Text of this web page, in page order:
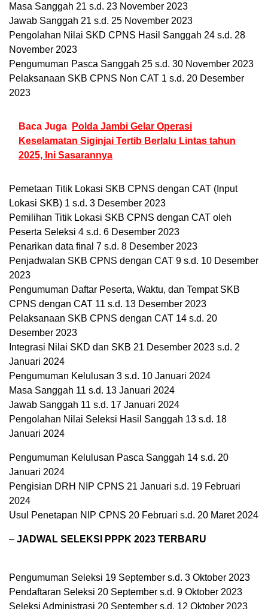
Masa Sanggah 21 s.d. 23 November 2023
Jawab Sanggah 21 s.d. 25 November 2023
Pengolahan Nilai SKD CPNS Hasil Sanggah 24 s.d. 28
November 2023
Pengumuman Pasca Sanggah 25 s.d. 30 November 2023
Pelaksanaan SKB CPNS Non CAT 1 s.d. 20 Desember
2023
Baca Juga
Polda Jambi Gelar Operasi
Keselamatan Siginjai Tertib Berlalu Lintas tahun
2025, Ini Sasarannya
Pemetaan Titik Lokasi SKB CPNS dengan CAT (Input
Lokasi SKB) 1 s.d. 3 Desember 2023
Pemilihan Titik Lokasi SKB CPNS dengan CAT oleh
Peserta Seleksi 4 s.d. 6 Desember 2023
Penarikan data final 7 s.d. 8 Desember 2023
Penjadwalan SKB CPNS dengan CAT 9 s.d. 10 Desember
2023
Pengumuman Daftar Peserta, Waktu, dan Tempat SKB
CPNS dengan CAT 11 s.d. 13 Desember 2023
Pelaksanaan SKB CPNS dengan CAT 14 s.d. 20
Desember 2023
Integrasi Nilai SKD dan SKB 21 Desember 2023 s.d. 2
Januari 2024
Pengumuman Kelulusan 3 s.d. 10 Januari 2024
Masa Sanggah 11 s.d. 13 Januari 2024
Jawab Sanggah 11 s.d. 17 Januari 2024
Pengolahan Nilai Seleksi Hasil Sanggah 13 s.d. 18
Januari 2024
Pengumuman Kelulusan Pasca Sanggah 14 s.d. 20
Januari 2024
Pengisian DRH NIP CPNS 21 Januari s.d. 19 Februari
2024
Usul Penetapan NIP CPNS 20 Februari s.d. 20 Maret 2024
– JADWAL SELEKSI PPPK 2023 TERBARU
Pengumuman Seleksi 19 September s.d. 3 Oktober 2023
Pendaftaran Seleksi 20 September s.d. 9 Oktober 2023
Seleksi Administrasi 20 September s.d. 12 Oktober 2023